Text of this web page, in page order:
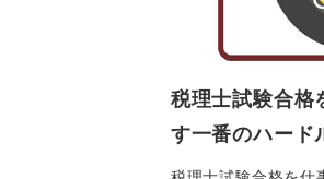
税理士試験合格
す一番のハード